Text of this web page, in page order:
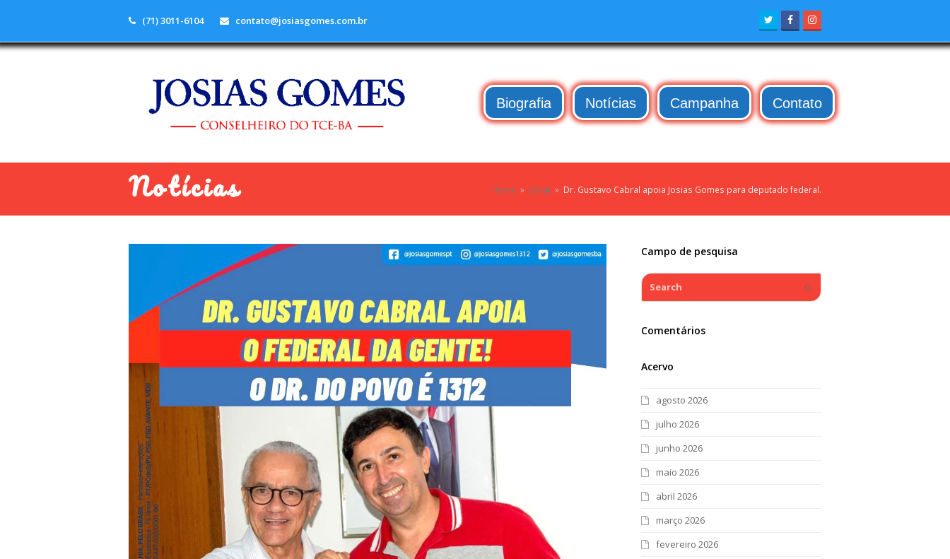
(71) 3011-6104 contato@josiasgomes.com.br TwitterFacebook
Biografia Notícias Campanha Contato
Notícias Home » Geral » Dr. Gustavo Cabral apoia Josias Gomes para deputado federal.
Campo de pesquisa
Search
Comentários
Acervo
agosto 2026
julho 2026
junho 2026
maio 2026
abril 2026
março 2026
fevereiro 2026